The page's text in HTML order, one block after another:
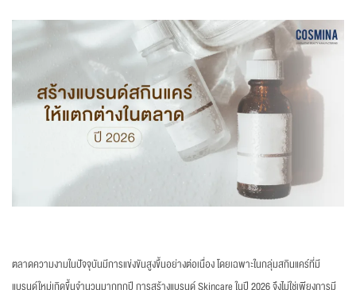
ตลาดความงามในปัจจุบันมีการแข่งขันสูงขึ้นอย่างต่อเนื่อง โดยเฉพาะในกลุ่มสกินแคร์ที่มี